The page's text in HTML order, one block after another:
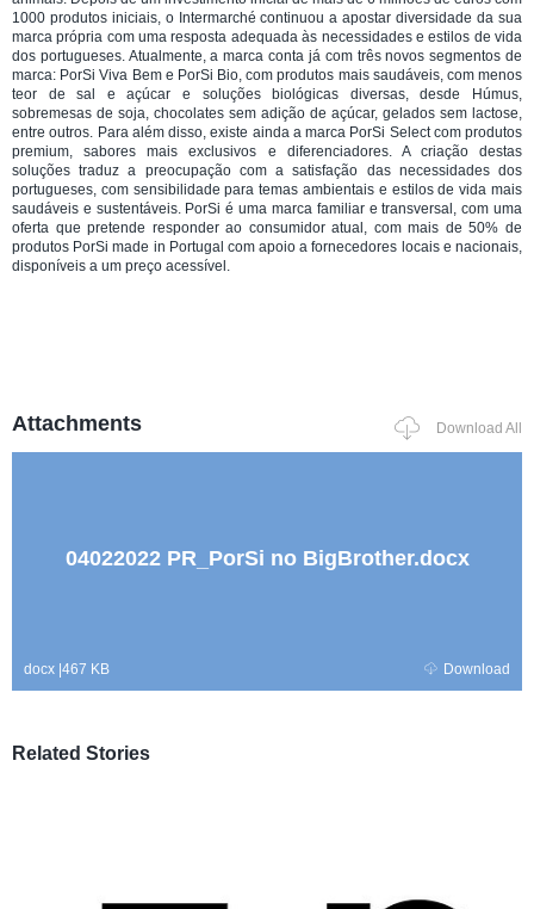
1000 produtos iniciais, o Intermarché continuou a apostar diversidade da sua
marca própria com uma resposta adequada às necessidades e estilos de vida
dos portugueses. Atualmente, a marca conta já com três novos segmentos de
marca: PorSi Viva Bem e PorSi Bio, com produtos mais saudáveis, com menos
teor de sal e açúcar e soluções biológicas diversas, desde Húmus,
sobremesas de soja, chocolates sem adição de açúcar, gelados sem lactose,
entre outros. Para além disso, existe ainda a marca PorSi Select com produtos
premium, sabores mais exclusivos e diferenciadores. A criação destas
soluções traduz a preocupação com a satisfação das necessidades dos
portugueses, com sensibilidade para temas ambientais e estilos de vida mais
saudáveis e sustentáveis. PorSi é uma marca familiar e transversal, com uma
oferta que pretende responder ao consumidor atual, com mais de 50% de
produtos PorSi made in Portugal com apoio a fornecedores locais e nacionais,
disponíveis a um preço acessível.
Attachments Download All
04022022 PR_PorSi no BigBrother.docx
docx |467 KB Download
Related Stories